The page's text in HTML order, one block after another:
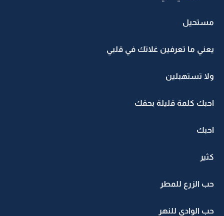
مستحيل
يعني ما تعرفين غلاتك في قلبي
ولا تستهبلين
احبك كلمة قليلة بحقك
احبك
كثير
حب الزرع للمطر
حب الوادي للنهر